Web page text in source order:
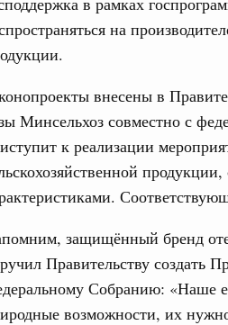
на
внесены в
Минсельхоз совместно с
к реализации
защищённый бренд
Правительству создать
Собранию: «Наше
возможности, их
совершенствование кооперации в
продовольственной
перевозок,
экономический союз.
принял участие во
Жапарова с главами
Евразийского
совета